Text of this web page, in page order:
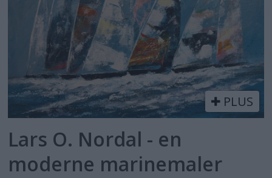
PLUS
Lars O. Nordal - en
moderne marinemaler